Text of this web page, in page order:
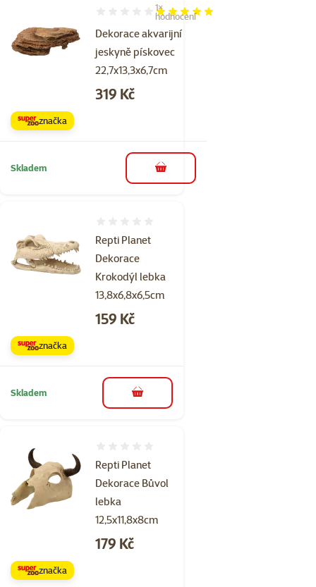
Dekorace akvarijní
jeskyně pískovec
22,7x13,3x6,7cm
Hodnocení 100%, počet hodnocení: 1
1×
hodnocení
Cena
319 Kč
značka
Skladem do košíku
Repti Planet
Dekorace
Krokodýl lebka
13,8x6,8x6,5cm
Cena
159 Kč
značka
Skladem do košíku
Repti Planet
Dekorace Bůvol
lebka
12,5x11,8x8cm
Cena
179 Kč
značka